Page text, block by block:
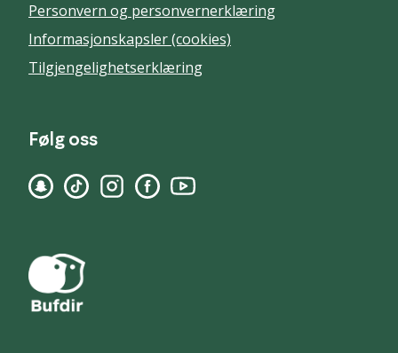
Personvern og personvernerklæring
Informasjonskapsler (cookies)
Tilgjengelighetserklæring
Følg oss